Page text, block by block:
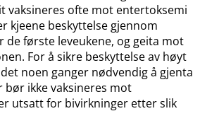
vaksineres ofte mot entertoksemi
kjeene beskyttelse gjennom
første leveukene, og geita mot
For å sikre beskyttelse av høyt
noen ganger nødvendig å gjenta
bør ikke vaksineres mot
utsatt for bivirkninger etter slik